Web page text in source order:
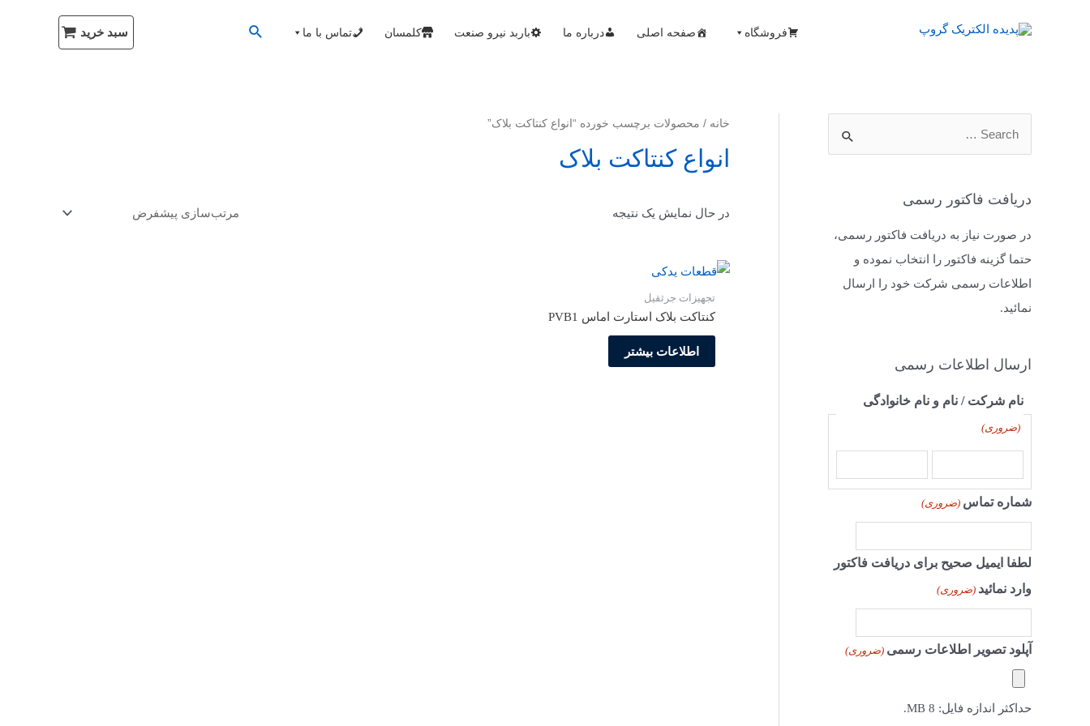
فروشگاه صفحه اصلی درباره ما باربد نیرو صنعت کلمسان تماس با ما سبد خرید
دریافت فاکتور رسمی
در صورت نیاز به دریافت فاکتور رسمی،
حتما گزینه فاکتور را انتخاب نموده و
اطلاعات رسمی شرکت خود را ارسال
نمائید.
ارسال اطلاعات رسمی
نام شرکت / نام و نام خانوادگی
(ضروری)
شماره تماس (ضروری)
لطفا ایمیل صحیح برای دریافت فاکتور
وارد نمائید (ضروری)
آپلود تصویر اطلاعات رسمی (ضروری)
حداکثر اندازه فایل: 8 MB.
خانه / محصولات برچسب خورده “انواع کنتاکت بلاک”
انواع کنتاکت بلاک
در حال نمایش یک نتیجه
تجهیزات جرثقیل
کنتاکت بلاک استارت اماس PVB1
اطلاعات بیشتر